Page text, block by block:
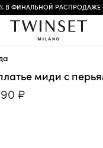
В ФИНАЛЬНОЙ РАСПРОДАЖЕ
миди с
₽